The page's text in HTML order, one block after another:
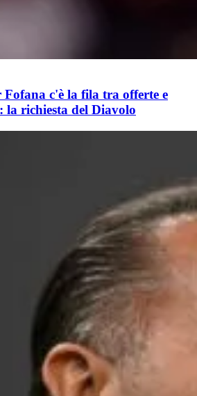
Fofana c'è la fila tra offerte e
la richiesta del Diavolo